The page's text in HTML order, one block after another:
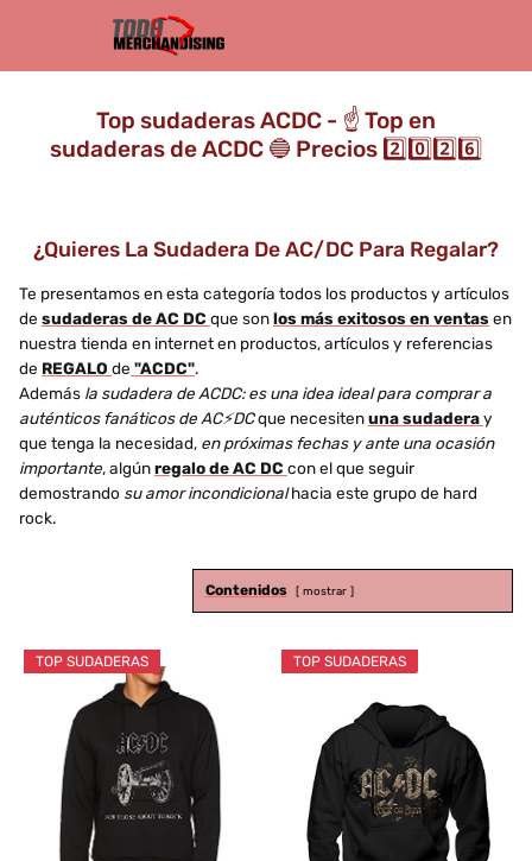
Top sudaderas ACDC - ☝️ Top en
sudaderas de ACDC 🔵 Precios 2️⃣0️⃣2️⃣6️⃣
¿Quieres La Sudadera De AC/DC Para Regalar?
Te presentamos en esta categoría todos los productos y artículos
de sudaderas de AC DC que sonlos más exitosos en ventas en
nuestra tienda en internet en productos, artículos y referencias
de REGALO de "ACDC".
Además la sudadera de ACDC: es una idea ideal para comprar a
auténticos fanáticos de AC⚡DCque necesitenuna sudaderay
que tenga la necesidad, en próximas fechas y ante una ocasión
importante, algúnregalo de AC DC con el que seguir
demostrando su amor incondicionalhacia este grupo de hard
rock.
Contenidos mostrar
TOP SUDADERAS TOP SUDADERAS